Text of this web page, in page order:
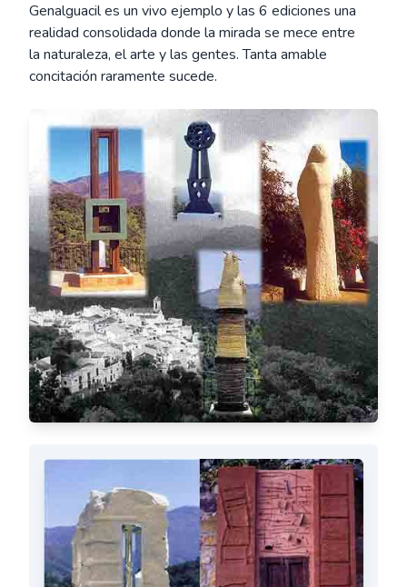
Genalguacil es un vivo ejemplo y las 6 ediciones una
realidad consolidada donde la mirada se mece entre
la naturaleza, el arte y las gentes. Tanta amable
concitación raramente sucede.